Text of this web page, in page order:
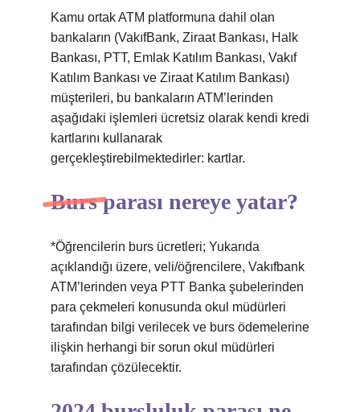
Kamu ortak ATM platformuna dahil olan
bankaların (VakıfBank, Ziraat Bankası, Halk
Bankası, PTT, Emlak Katılım Bankası, Vakıf
Katılım Bankası ve Ziraat Katılım Bankası)
müşterileri, bu bankaların ATM’lerinden
aşağıdaki işlemleri ücretsiz olarak kendi kredi
kartlarını kullanarak
gerçekleştirebilmektedirler: kartlar.
Burs parası nereye yatar?
*Öğrencilerin burs ücretleri; Yukarıda
açıklandığı üzere, veli/öğrencilere, Vakıfbank
ATM’lerinden veya PTT Banka şubelerinden
para çekmeleri konusunda okul müdürleri
tarafından bilgi verilecek ve burs ödemelerine
ilişkin herhangi bir sorun okul müdürleri
tarafından çözülecektir.